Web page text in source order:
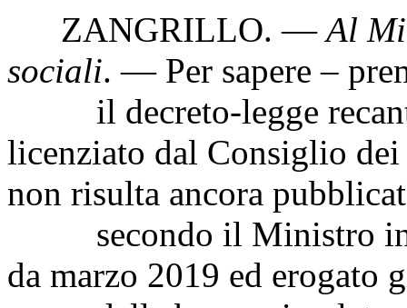
ZANGRILLO. — Al
sociali. — Per sapere –
il decreto-legge
licenziato dal Consiglio
non risulta ancora
secondo il Ministro
da marzo 2019 ed erogato